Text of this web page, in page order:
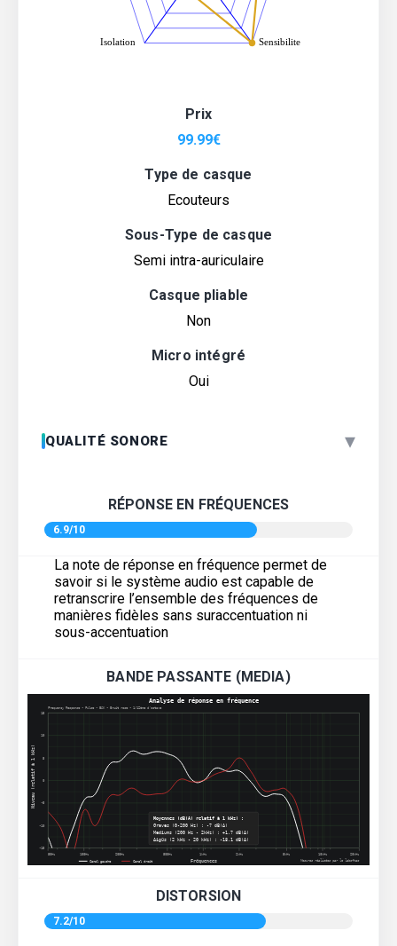
Prix
99.99€
Type de casque
Ecouteurs
Sous-Type de casque
Semi intra-auriculaire
Casque pliable
Non
Micro intégré
Oui
QUALITÉ SONORE ▾
RÉPONSE EN FRÉQUENCES
6.9/10
La note de réponse en fréquence permet de
savoir si le système audio est capable de
retranscrire l’ensemble des fréquences de
manières fidèles sans suraccentuation ni
sous-accentuation
BANDE PASSANTE (MEDIA)
DISTORSION
7.2/10